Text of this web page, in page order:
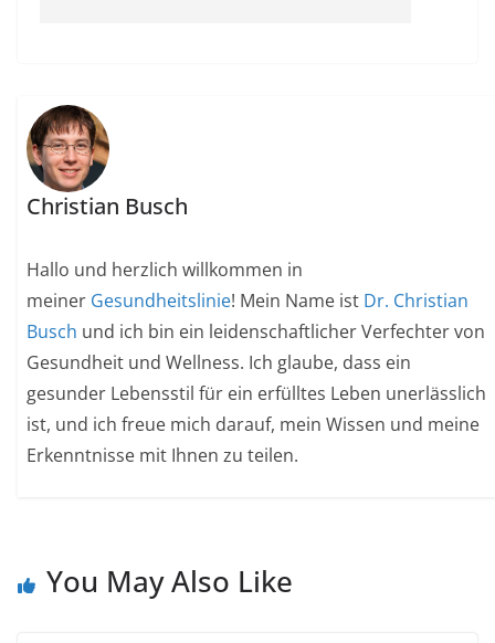
Christian Busch
Hallo und herzlich willkommen in
meiner Gesundheitslinie! Mein Name ist Dr. Christian
Busch und ich bin ein leidenschaftlicher Verfechter von
Gesundheit und Wellness. Ich glaube, dass ein
gesunder Lebensstil für ein erfülltes Leben unerlässlich
ist, und ich freue mich darauf, mein Wissen und meine
Erkenntnisse mit Ihnen zu teilen.
You May Also Like